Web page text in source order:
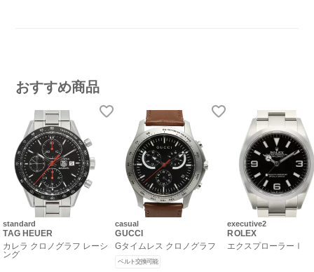
おすすめ商品
standard
TAG HEUER
カレラ クロノグラフ レーシ
ング
casual
GUCCI
Gタイムレス クロノグラフ
ベルト交換可能
executive2
ROLEX
エクスプローラーⅠ